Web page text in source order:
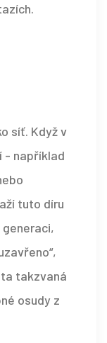
síť. Když v
- například
tuto díru
takzvaná
osudy z